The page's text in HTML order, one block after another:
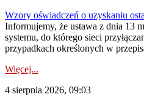
Wzory oświadczeń o uzyskaniu
Informujemy, że ustawa z dnia 13
systemu, do którego sieci
przypadkach określonych w
Więcej...
4 sierpnia 2026, 09:03